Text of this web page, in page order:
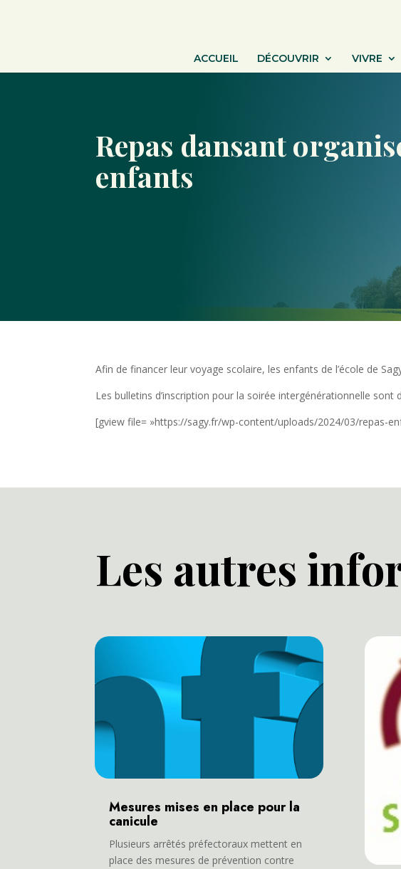
ACCUEIL DÉCOUVRIR VIVRE
Repas dansant
enfants
Afin de financer leur voyage scolaire, les enfants de l’école de
Les bulletins d’inscription pour la soirée intergénérationnelle
[gview file= »https://sagy.fr/wp-content/uploads/2024/03/repas-
Les autres
Mesures mises en place pour la
canicule
Plusieurs arrêtés préfectoraux mettent en
place des mesures de prévention contre